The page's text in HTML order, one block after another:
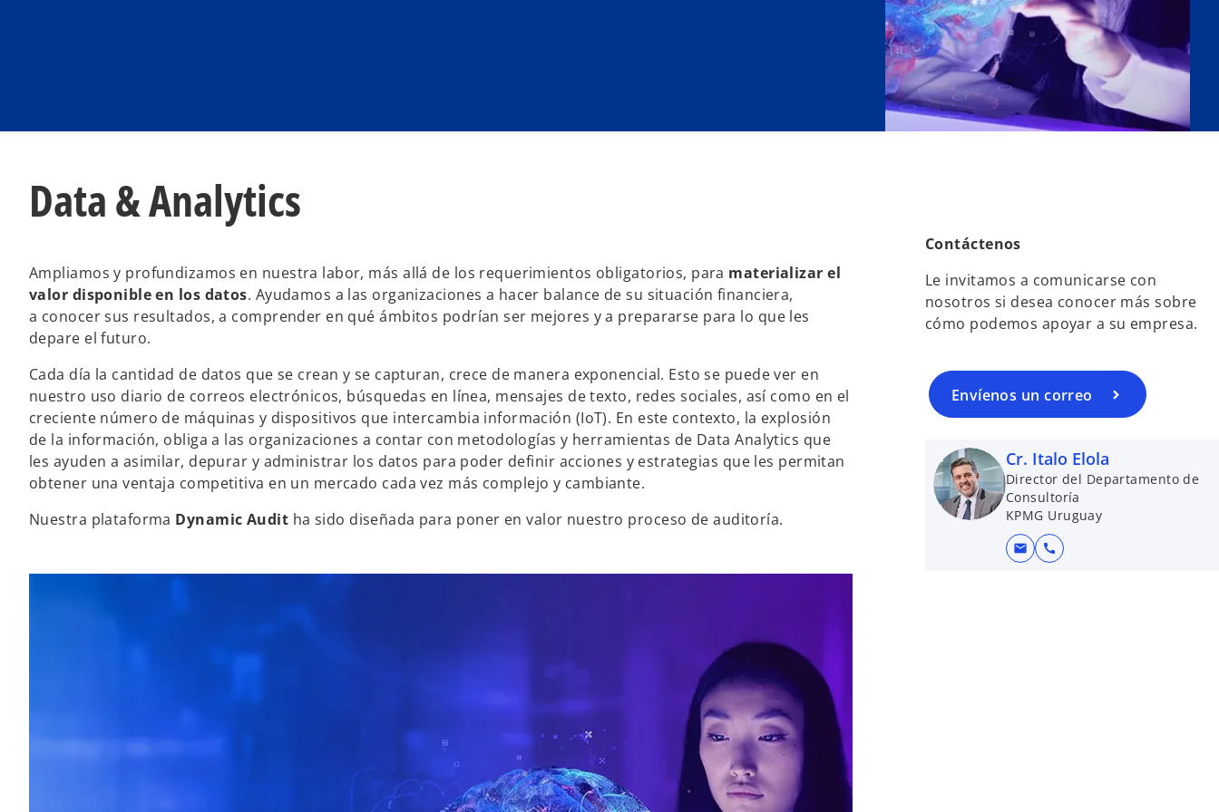
Data & Analytics
Ampliamos y profundizamos en nuestra labor, más allá de los requerimientos obligatorios, para materializar el
valor disponible en los datos. Ayudamos a las organizaciones a hacer balance de su situación financiera,
a conocer sus resultados, a comprender en qué ámbitos podrían ser mejores y a prepararse para lo que les
depare el futuro.
Cada día la cantidad de datos que se crean y se capturan, crece de manera exponencial. Esto se puede ver en
nuestro uso diario de correos electrónicos, búsquedas en línea, mensajes de texto, redes sociales, así como en el
creciente número de máquinas y dispositivos que intercambia información (IoT). En este contexto, la explosión
de la información, obliga a las organizaciones a contar con metodologías y herramientas de Data Analytics que
les ayuden a asimilar, depurar y administrar los datos para poder definir acciones y estrategias que les permitan
obtener una ventaja competitiva en un mercado cada vez más complejo y cambiante.
Nuestra plataforma Dynamic Audit ha sido diseñada para poner en valor nuestro proceso de auditoría.
Contáctenos
Le invitamos a comunicarse con
nosotros si desea conocer más sobre
cómo podemos apoyar a su empresa.
Envíenos un correo
Cr. Italo Elola
Director del Departamento de
Consultoría
KPMG Uruguay
mail call